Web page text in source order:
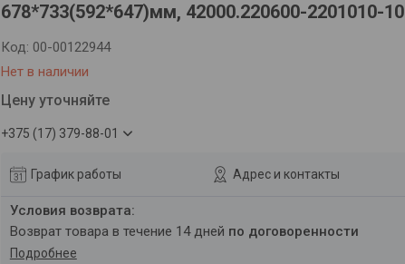
678*733(592*647)мм, 42000.220600-2201010-10
Нет в наличии
Код: 00-00122944
Цену уточняйте
+375 (17) 379-88-01
График работы Адрес и контакты
возврат товара в течение 14 дней по договоренности
Подробнее